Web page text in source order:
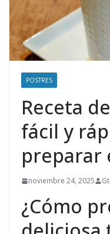
POSTRES
Receta
fácil y
preparar
noviembre 24, 2025
¿Cómo